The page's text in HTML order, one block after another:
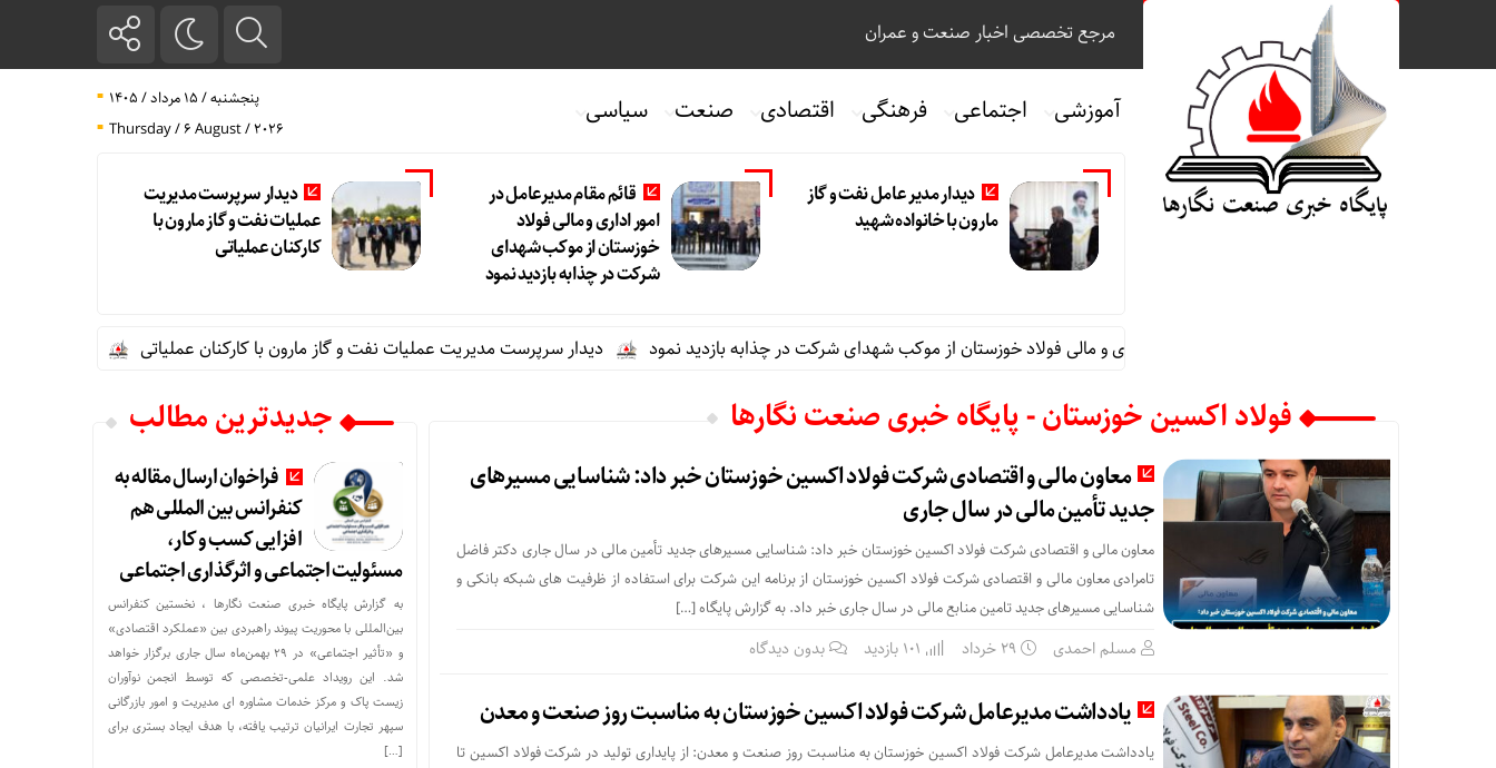
مرجع تخصصی اخبار صنعت و عمران
آموزشی اجتماعی فرهنگی اقتصادی صنعت سیاسی
پنجشنبه / ۱۵ مرداد / ۱۴۰۵
Thursday / 6 August / 2026
دیدار مدیر عامل نفت و گاز
مارون با خانواده شهید
قائم مقام مدیرعامل در
امور اداری و مالی فولاد
خوزستان از موکب شهدای
شرکت در چذابه بازدید نمود
دیدار سرپرست مدیریت
عملیات نفت و گاز مارون با
کارکنان عملیاتی
قائم مقام مدیرعامل در امور اداری و مالی فولاد خوزستان از موکب شهدای شرکت در چذابه بازدید نمود دیدار سرپرست مدیریت عملیات نفت و گاز مارون با کارکنان عملیاتی تاب آوری، وجه
فولاد اکسین خوزستان - پایگاه خبری صنعت نگارها
معاون مالی و اقتصادی شرکت فولاد اکسین خوزستان خبر داد: شناسایی مسیرهای
جدید تأمین مالی در سال جاری
معاون مالی و اقتصادی شرکت فولاد اکسین خوزستان خبر داد: شناسایی مسیرهای جدید تأمین مالی در سال جاری دکتر فاضل
تامرادی معاون مالی و اقتصادی شرکت فولاد اکسین خوزستان از برنامه این شرکت برای استفاده از ظرفیت های شبکه بانکی و
شناسایی مسیرهای جدید تامین منابع مالی در سال جاری خبر داد. به گزارش پایگاه […]
مسلم احمدی ۲۹ خرداد بدون دیدگاه
یادداشت مدیرعامل شرکت فولاد اکسین خوزستان به مناسبت روز صنعت و معدن
یادداشت مدیرعامل شرکت فولاد اکسین خوزستان به مناسبت روز صنعت و معدن: از پایداری تولید در شرکت فولاد اکسین تا
جدیدترین مطالب
فراخوان ارسال مقاله به
کنفرانس بین المللی هم
افزایی کسب و کار،
مسئولیت اجتماعی و اثرگذاری اجتماعی
به گزارش پایگاه خبری صنعت نگارها ، نخستین کنفرانس
بین‌المللی با محوریت پیوند راهبردی بین «عملکرد اقتصادی»
و «تأثیر اجتماعی» در ۲۹ بهمن‌ماه سال جاری برگزار خواهد
شد. این رویداد علمی-تخصصی که توسط انجمن نوآوران
زیست پاک و مرکز خدمات مشاوره ای مدیریت و امور بازرگانی
سپهر تجارت ایرانیان ترتیب یافته، با هدف ایجاد بستری برای
[…]